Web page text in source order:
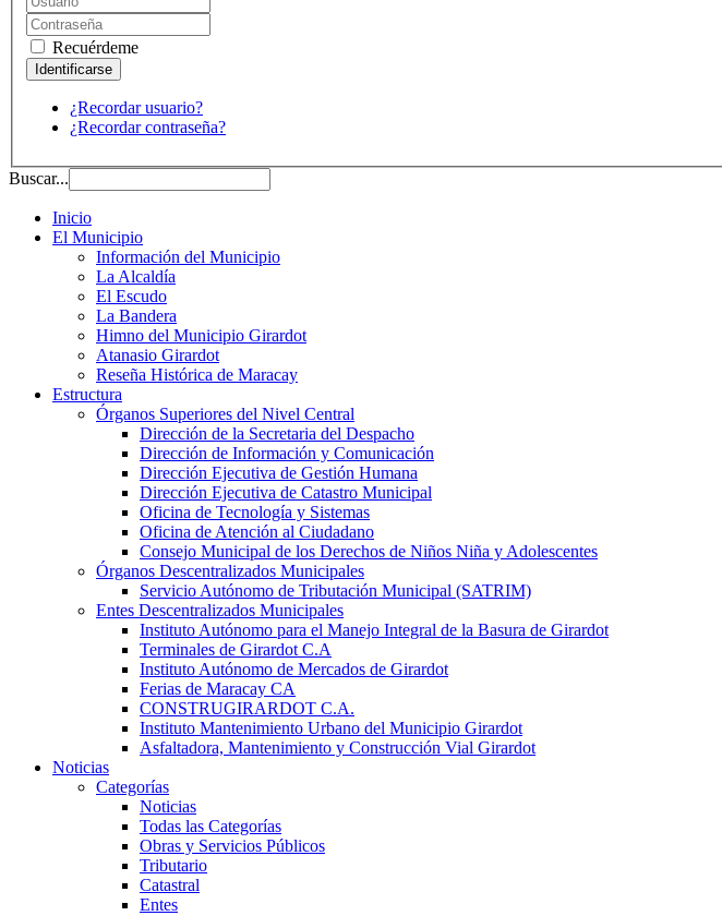
Recuérdeme
¿Recordar usuario?
¿Recordar contraseña?
Buscar...
Inicio
El Municipio
Información del Municipio
La Alcaldía
El Escudo
La Bandera
Himno del Municipio Girardot
Atanasio Girardot
Reseña Histórica de Maracay
Estructura
Órganos Superiores del Nivel Central
Dirección de la Secretaria del Despacho
Dirección de Información y Comunicación
Dirección Ejecutiva de Gestión Humana
Dirección Ejecutiva de Catastro Municipal
Oficina de Tecnología y Sistemas
Oficina de Atención al Ciudadano
Consejo Municipal de los Derechos de Niños Niña y Adolescentes
Órganos Descentralizados Municipales
Servicio Autónomo de Tributación Municipal (SATRIM)
Entes Descentralizados Municipales
Instituto Autónomo para el Manejo Integral de la Basura de Girardot
Terminales de Girardot C.A
Instituto Autónomo de Mercados de Girardot
Ferias de Maracay CA
CONSTRUGIRARDOT C.A.
Instituto Mantenimiento Urbano del Municipio Girardot
Asfaltadora, Mantenimiento y Construcción Vial Girardot
Noticias
Categorías
Noticias
Todas las Categorías
Obras y Servicios Públicos
Tributario
Catastral
Entes